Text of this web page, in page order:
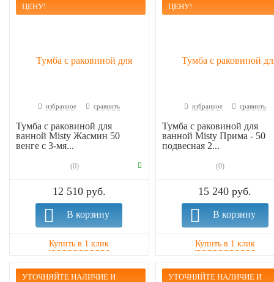
ЦЕНУ!
избранное сравнить
Тумба с раковиной для
ванной Misty Жасмин 50
венге с 3-мя...
(0)
12 510 руб.
В корзину
ЦЕНУ!
избранное сравнить
Тумба с раковиной для
ванной Misty Прима - 50
подвесная 2...
(0)
15 240 руб.
В корзину
УТОЧНЯЙТЕ НАЛИЧИЕ И
УТОЧНЯЙТЕ НАЛИЧИЕ И